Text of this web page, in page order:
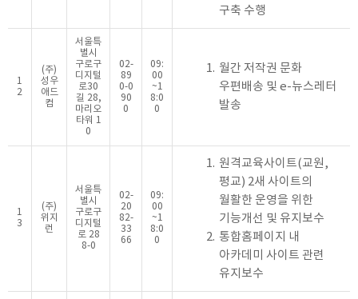
구축 수행
1
2
(주)
성우
애드
컴
서울특
별시
구로구
디지털
로30
길 28,
마리오
타워 1
0
02-
89
0-0
90
0
09:
00
~1
8:0
0
1. 월간 저작권 문화
우편배송 및 e-뉴스레터
발송
1
3
(주)
위지
런
서울특
별시
구로구
디지털
로 28
8-0
02-
20
82-
33
66
09:
00
~1
8:0
0
1. 원격교육사이트(교원,
평교) 2새 사이트의
월활한 운영을 위한
기능개선 및 유지보수
2. 통합홈페이지 내
아카데미 사이트 관련
유지보수